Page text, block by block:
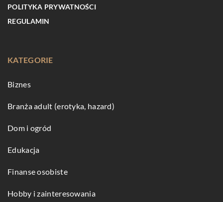
POLITYKA PRYWATNOŚCI
REGULAMIN
KATEGORIE
Biznes
Branża adult (erotyka, hazard)
Dom i ogród
Edukacja
Finanse osobiste
Hobby i zainteresowania